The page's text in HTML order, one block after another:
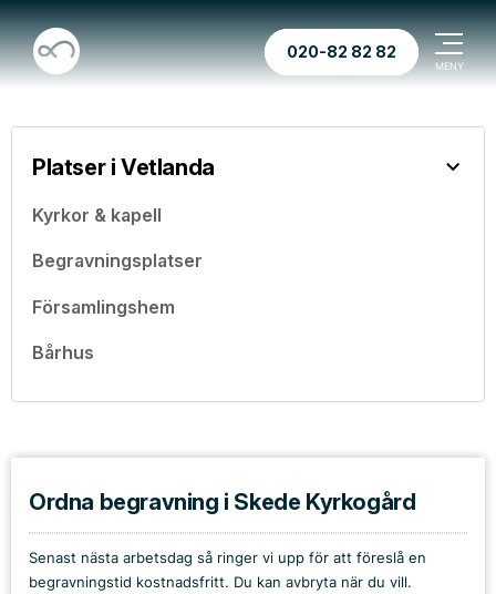
020-82 82 82
Platser i Vetlanda
Kyrkor & kapell
Begravningsplatser
Församlingshem
Bårhus
Ordna begravning i Skede Kyrkogård
Senast nästa arbetsdag så ringer vi upp för att föreslå en
begravningstid kostnadsfritt. Du kan avbryta när du vill.